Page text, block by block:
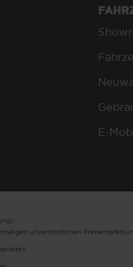
E-
unverbindlichen